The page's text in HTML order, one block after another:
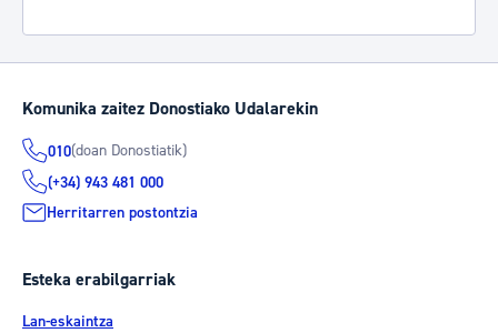
Komunika zaitez Donostiako Udalarekin
010(doan Donostiatik)
(+34) 943 481 000
Herritarren postontzia
Esteka erabilgarriak
Lan-eskaintza